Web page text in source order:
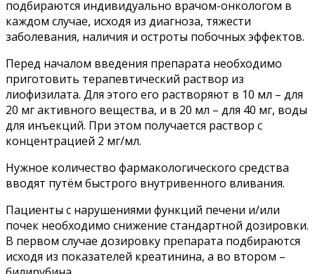
подбираются индивидуально врачом-онкологом в
каждом случае, исходя из диагноза, тяжести
заболевания, наличия и остроты побочных эффектов.
Перед началом введения препарата необходимо
приготовить терапевтический раствор из
лиофизилата. Для этого его растворяют в 10 мл – для
20 мг активного вещества, и в 20 мл – для 40 мг, воды
для инъекций. При этом получается раствор с
концентрацией 2 мг/мл.
Нужное количество фармакологического средства
вводят путём быстрого внутривенного вливания.
Пациенты с нарушениями функций печени и/или
почек необходимо снижение стандартной дозировки.
В первом случае дозировку препарата подбираются
исходя из показателей креатинина, а во втором –